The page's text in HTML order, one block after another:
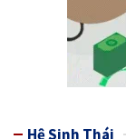
Hệ Sinh Thái